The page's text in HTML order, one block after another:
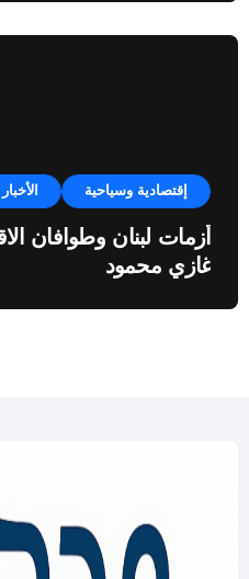
إقتصادية وسياحية الأخبار
أزمات لبنان وطوافان
غازي محمود